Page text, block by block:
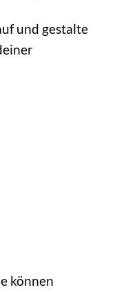
und gestalte
können